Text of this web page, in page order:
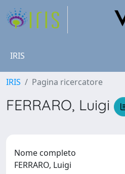
IRIS
IRIS Pagina ricercatore
FERRARO, Luigi
Nome completo
FERRARO, Luigi